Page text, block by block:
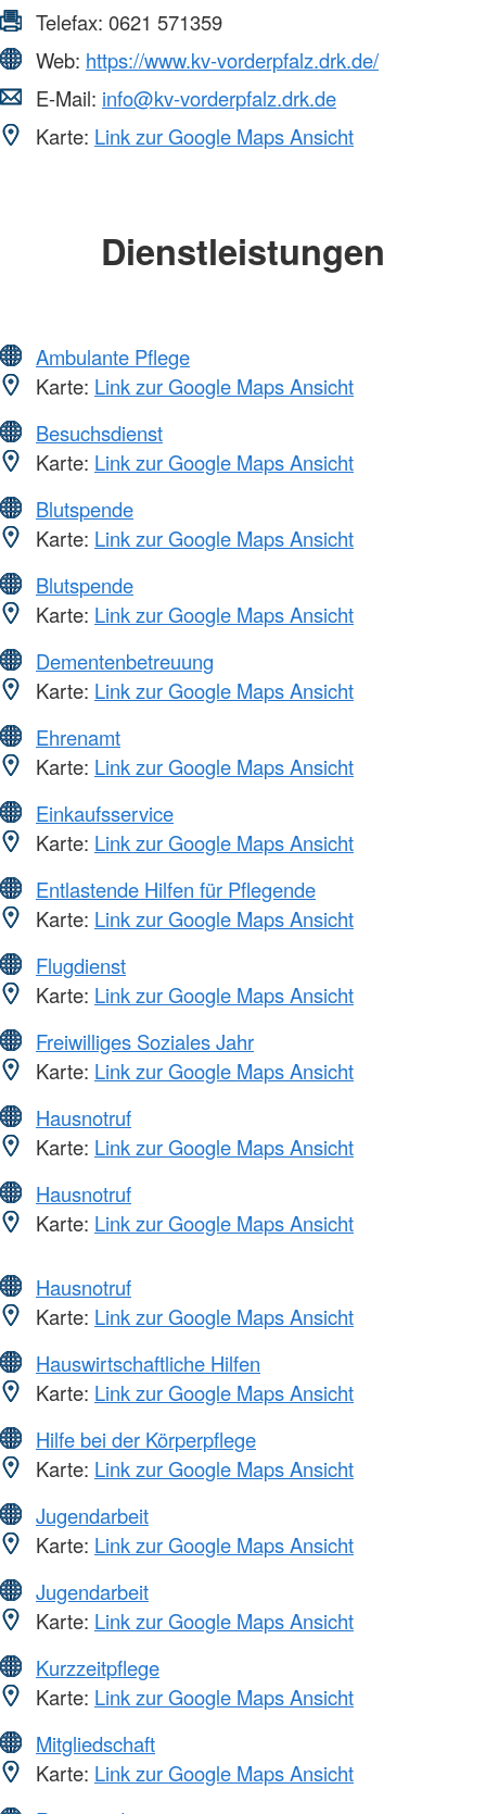
Telefax: 0621 571359
Web: https://www.kv-vorderpfalz.drk.de/
E-Mail: info@kv-vorderpfalz.drk.de
Karte: Link zur Google Maps Ansicht
Dienstleistungen
Ambulante Pflege
Karte: Link zur Google Maps Ansicht
Besuchsdienst
Karte: Link zur Google Maps Ansicht
Blutspende
Karte: Link zur Google Maps Ansicht
Blutspende
Karte: Link zur Google Maps Ansicht
Dementenbetreuung
Karte: Link zur Google Maps Ansicht
Ehrenamt
Karte: Link zur Google Maps Ansicht
Einkaufsservice
Karte: Link zur Google Maps Ansicht
Entlastende Hilfen für Pflegende
Karte: Link zur Google Maps Ansicht
Flugdienst
Karte: Link zur Google Maps Ansicht
Freiwilliges Soziales Jahr
Karte: Link zur Google Maps Ansicht
Hausnotruf
Karte: Link zur Google Maps Ansicht
Hausnotruf
Karte: Link zur Google Maps Ansicht
Hausnotruf
Karte: Link zur Google Maps Ansicht
Hauswirtschaftliche Hilfen
Karte: Link zur Google Maps Ansicht
Hilfe bei der Körperpflege
Karte: Link zur Google Maps Ansicht
Jugendarbeit
Karte: Link zur Google Maps Ansicht
Jugendarbeit
Karte: Link zur Google Maps Ansicht
Kurzzeitpflege
Karte: Link zur Google Maps Ansicht
Mitgliedschaft
Karte: Link zur Google Maps Ansicht